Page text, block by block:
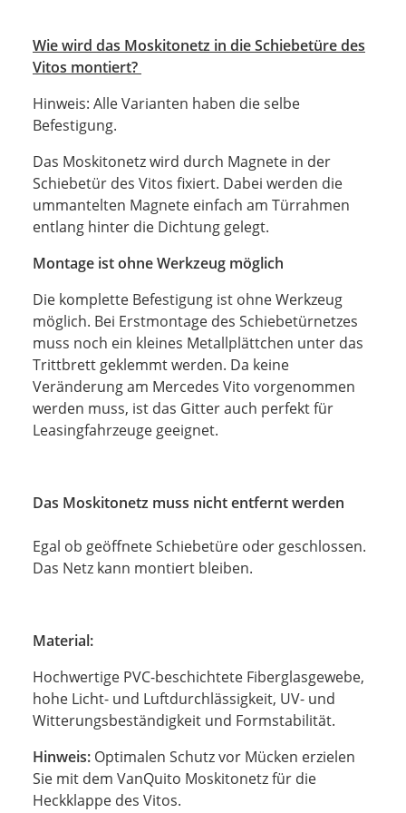
Wie wird das Moskitonetz in die Schiebetüre des
Vitos montiert?
Hinweis: Alle Varianten haben die selbe
Befestigung.
Das Moskitonetz wird durch Magnete in der
Schiebetür des Vitos fixiert. Dabei werden die
ummantelten Magnete einfach am Türrahmen
entlang hinter die Dichtung gelegt.
Montage ist ohne Werkzeug möglich
Die komplette Befestigung ist ohne Werkzeug
möglich. Bei Erstmontage des Schiebetürnetzes
muss noch ein kleines Metallplättchen unter das
Trittbrett geklemmt werden. Da keine
Veränderung am Mercedes Vito vorgenommen
werden muss, ist das Gitter auch perfekt für
Leasingfahrzeuge geeignet.
Das Moskitonetz muss nicht entfernt werden
Egal ob geöffnete Schiebetüre oder geschlossen.
Das Netz kann montiert bleiben.
Material:
Hochwertige PVC-beschichtete Fiberglasgewebe,
hohe Licht- und Luftdurchlässigkeit, UV- und
Witterungsbeständigkeit und Formstabilität.
Hinweis: Optimalen Schutz vor Mücken erzielen
Sie mit dem VanQuito Moskitonetz für die
Heckklappe des Vitos.